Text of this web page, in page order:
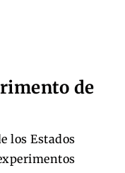
de
los Estados